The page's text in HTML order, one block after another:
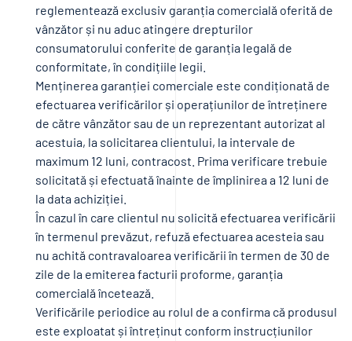
reglementează exclusiv garanția comercială oferită de
vânzător și nu aduc atingere drepturilor
consumatorului conferite de garanția legală de
conformitate, în condițiile legii.
Menținerea garanției comerciale este condiționată de
efectuarea verificărilor și operațiunilor de întreținere
de către vânzător sau de un reprezentant autorizat al
acestuia, la solicitarea clientului, la intervale de
maximum 12 luni, contracost. Prima verificare trebuie
solicitată și efectuată înainte de împlinirea a 12 luni de
la data achiziției.
În cazul în care clientul nu solicită efectuarea verificării
în termenul prevăzut, refuză efectuarea acesteia sau
nu achită contravaloarea verificării în termen de 30 de
zile de la emiterea facturii proforme, garanția
comercială încetează.
Verificările periodice au rolul de a confirma că produsul
este exploatat și întreținut conform instrucțiunilor